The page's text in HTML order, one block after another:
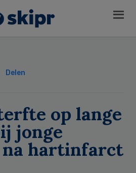
Delen
op lange
jonge
hartinfarct